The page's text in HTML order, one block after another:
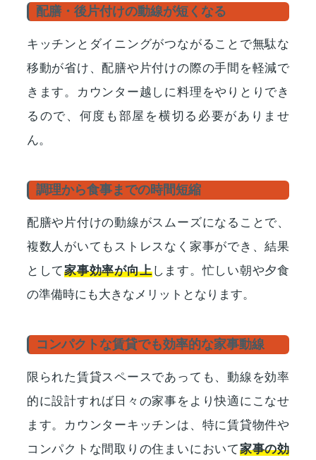
配膳・後片付けの動線が短くなる
キッチンとダイニングがつながることで無駄な
移動が省け、配膳や片付けの際の手間を軽減で
きます。カウンター越しに料理をやりとりでき
るので、何度も部屋を横切る必要がありませ
ん。
調理から食事までの時間短縮
配膳や片付けの動線がスムーズになることで、
複数人がいてもストレスなく家事ができ、結果
として家事効率が向上します。忙しい朝や夕食
の準備時にも大きなメリットとなります。
コンパクトな賃貸でも効率的な家事動線
限られた賃貸スペースであっても、動線を効率
的に設計すれば日々の家事をより快適にこなせ
ます。カウンターキッチンは、特に賃貸物件や
コンパクトな間取りの住まいにおいて家事の効